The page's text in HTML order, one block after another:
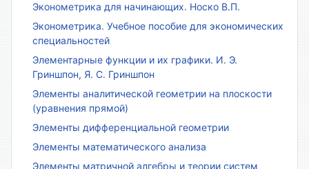
Эконометрика для начинающих. Носко В.П.
Эконометрика. Учебное пособие для экономических
специальностей
Элементарные функции и их графики. И. Э.
Гриншпон, Я. С. Гриншпон
Элементы аналитической геометрии на плоскости
(уравнения прямой)
Элементы дифференциальной геометрии
Элементы математического анализа
Элементы матричной алгебры и теории систем